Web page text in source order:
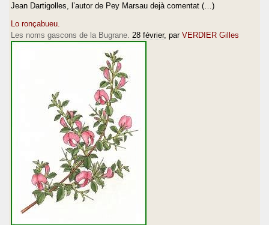
Jean Dartigolles, l’autor de Pey Marsau dejà comentat (…)
Lo ronçabueu.
Les noms gascons de la Bugrane. 28 février, par VERDIER Gilles